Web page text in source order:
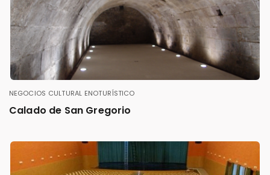
NEGOCIOS CULTURAL ENOTURÍSTICO
Calado de San Gregorio